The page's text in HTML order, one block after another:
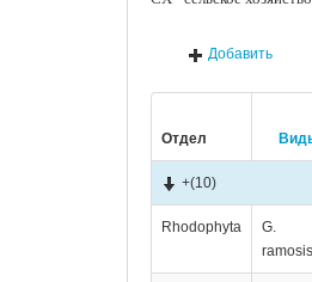
Добавить
Отдел
+(10)
Rhodophyta
G.